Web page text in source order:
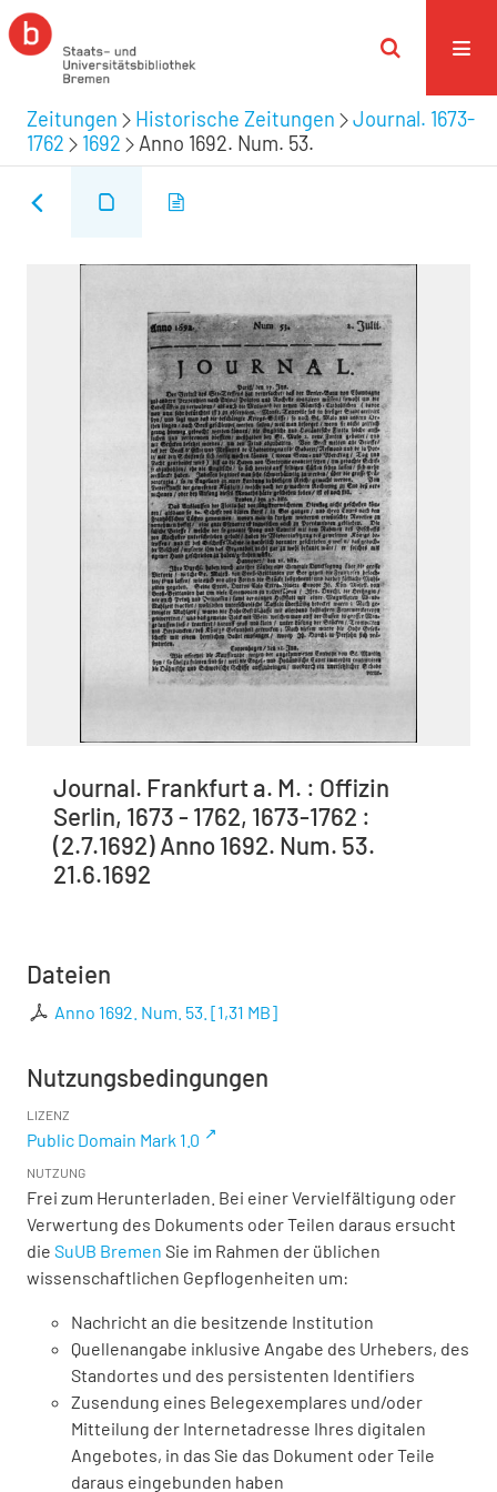
Zeitungen Historische Zeitungen
Journal. 1673-
1762
1692 Anno 1692. Num. 53.
Journal. Frankfurt a. M. : Offizin
Serlin, 1673 - 1762, 1673-1762 :
(2.7.1692) Anno 1692. Num. 53.
21.6.1692
Dateien
Anno 1692. Num. 53. [1,31 MB]
Nutzungsbedingungen
LIZENZ
Public Domain Mark 1.0
NUTZUNG
Frei zum Herunterladen. Bei einer Vervielfältigung oder
Verwertung des Dokuments oder Teilen daraus ersucht
die SuUB Bremen Sie im Rahmen der üblichen
wissenschaftlichen Gepflogenheiten um:
Nachricht an die besitzende Institution
Quellenangabe inklusive Angabe des Urhebers, des
Standortes und des persistenten Identifiers
Zusendung eines Belegexemplares und/oder
Mitteilung der Internetadresse Ihres digitalen
Angebotes, in das Sie das Dokument oder Teile
daraus eingebunden haben